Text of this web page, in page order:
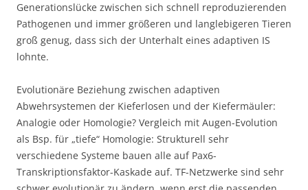
Generationslücke zwischen sich schnell reproduzierenden
Pathogenen und immer größeren und langlebigeren Tieren
groß genug, dass sich der Unterhalt eines adaptiven IS
lohnte.
Evolutionäre Beziehung zwischen adaptiven
Abwehrsystemen der Kieferlosen und der Kiefermäuler:
Analogie oder Homologie? Vergleich mit Augen-Evolution
als Bsp. für „tiefe“ Homologie: Strukturell sehr
verschiedene Systeme bauen alle auf Pax6-
Transkriptionsfaktor-Kaskade auf. TF-Netzwerke sind sehr